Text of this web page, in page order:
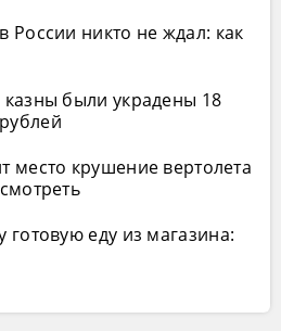
России никто не ждал: как
были украдены 18
место крушение вертолета
готовую еду из магазина: